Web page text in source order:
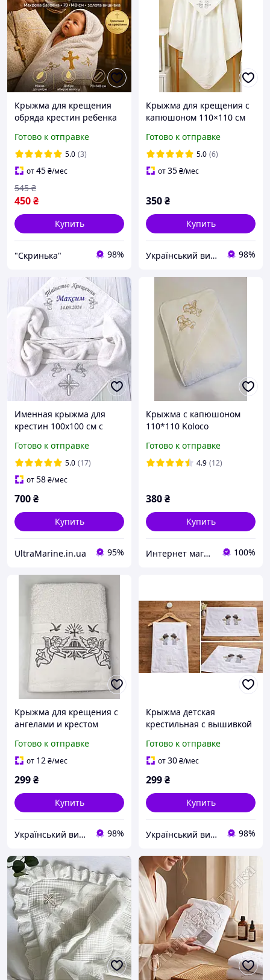
Крыжма для крещения
обряда крестин ребенка
махровое 70×140 см
подарок на крестины
Готово к отправке
5.0 (3)
от45₴/мес
450₴
545 ₴
Купить
"Скринька" 98%
Крыжма для крещения с
капюшоном 110×110 см
крестильное полотенце
для мальчика и девочки
Готово к отправке
5.0 (6)
от35₴/мес
350₴
Купить
Український виробник дитячого одягу "Arisha" 98%
Именная крыжма для
крестин 100x100 см с
вышивкой - имя, дата,
ангелы
Готово к отправке
5.0 (17)
от58₴/мес
700₴
Купить
UltraMarine.in.ua 95%
Крыжма с капюшоном
110*110 Koloco
золотом
Готово к отправке
4.9 (12)
380₴
Купить
Интернет магазин тканин "Улюблена Постіль" 100%
Крыжма для крещения с
ангелами и крестом
Готово к отправке
от 12₴/мес
299₴
Купить
Український виробник дитячого одягу "Arisha" 98%
Крыжма детская
крестильная с вышивкой
микрофибра, мягкая,
лёгкая, премиум
продаж
Готово к отправке
от30₴/мес
299₴
Купить
Український виробник дитячого одягу "Arisha" 98%